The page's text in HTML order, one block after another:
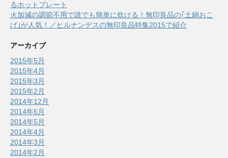
るホットプレート
火加減の調節不用で誰でも簡単に炊ける！無印良品の｢土鍋おこ
げ｣が人気！／ヒルナンデスの無印良品特集2015で紹介
アーカイブ
2015年5月
2015年4月
2015年3月
2015年2月
2014年12月
2014年6月
2014年5月
2014年4月
2014年3月
2014年2月